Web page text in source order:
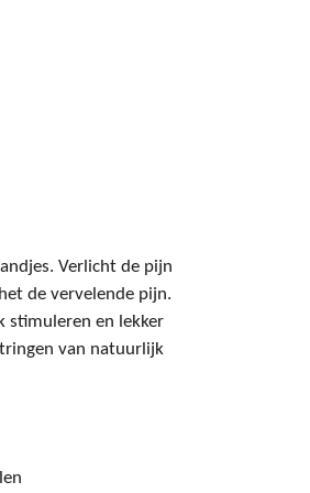
Verlicht de pijn
de vervelende pijn.
stimuleren en lekker
van natuurlijk